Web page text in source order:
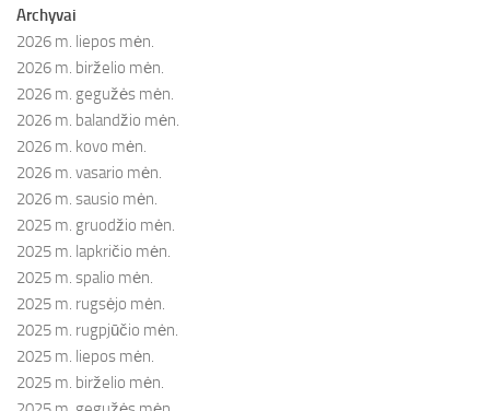
Archyvai
2026 m. liepos mėn.
2026 m. birželio mėn.
2026 m. gegužės mėn.
2026 m. balandžio mėn.
2026 m. kovo mėn.
2026 m. vasario mėn.
2026 m. sausio mėn.
2025 m. gruodžio mėn.
2025 m. lapkričio mėn.
2025 m. spalio mėn.
2025 m. rugsėjo mėn.
2025 m. rugpjūčio mėn.
2025 m. liepos mėn.
2025 m. birželio mėn.